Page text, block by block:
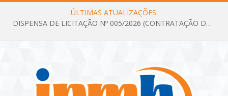
ÚLTIMAS ATUALIZAÇÕES:
DISPENSA DE LICITAÇÃO Nº 005/2026 (CONTRATAÇÃO DE SERVIÇOS TÉCNICOS DE CONSULTORIA E ASSESSORIA EM LICITAÇÃO COM ANÁLISE E ACOMPANHAMENTO DE PROCESSOS LICITATÓRIOS PARA ATENDER AS NECESSIDADES DO INSTITUTO DE PREVIDÊNCIA DO MUNICÍPIO DE BAIÃO – IPMB)